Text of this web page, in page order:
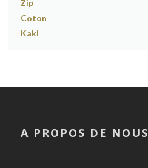
A PROPOS DE NOUS